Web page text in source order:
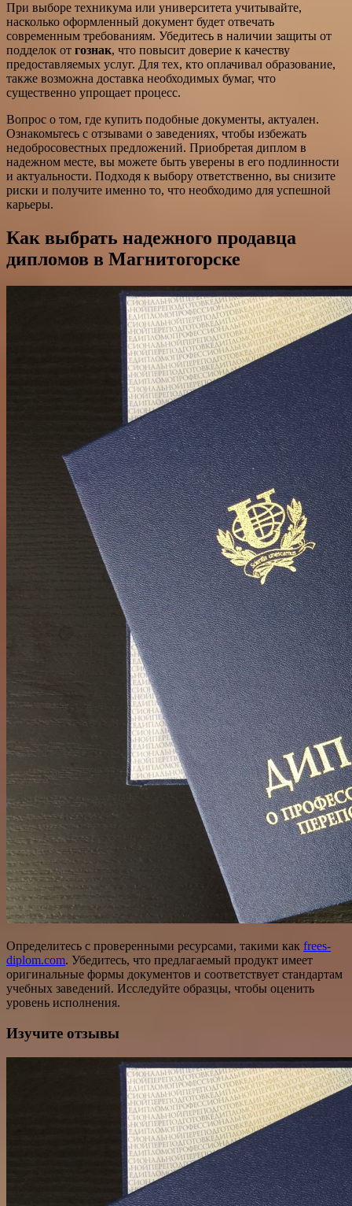
При выборе техникума или университета учитывайте,
насколько оформленный документ будет отвечать
современным требованиям. Убедитесь в наличии защиты от
подделок от гознак, что повысит доверие к качеству
предоставляемых услуг. Для тех, кто оплачивал образование,
также возможна доставка необходимых бумаг, что
существенно упрощает процесс.
Вопрос о том, где купить подобные документы, актуален.
Ознакомьтесь с отзывами о заведениях, чтобы избежать
недобросовестных предложений. Приобретая диплом в
надежном месте, вы можете быть уверены в его подлинности
и актуальности. Подходя к выбору ответственно, вы снизите
риски и получите именно то, что необходимо для успешной
карьеры.
Как выбрать надежного продавца
дипломов в Магнитогорске
Определитесь с проверенными ресурсами, такими как frees-
diplom.com. Убедитесь, что предлагаемый продукт имеет
оригинальные формы документов и соответствует стандартам
учебных заведений. Исследуйте образцы, чтобы оценить
уровень исполнения.
Изучите отзывы